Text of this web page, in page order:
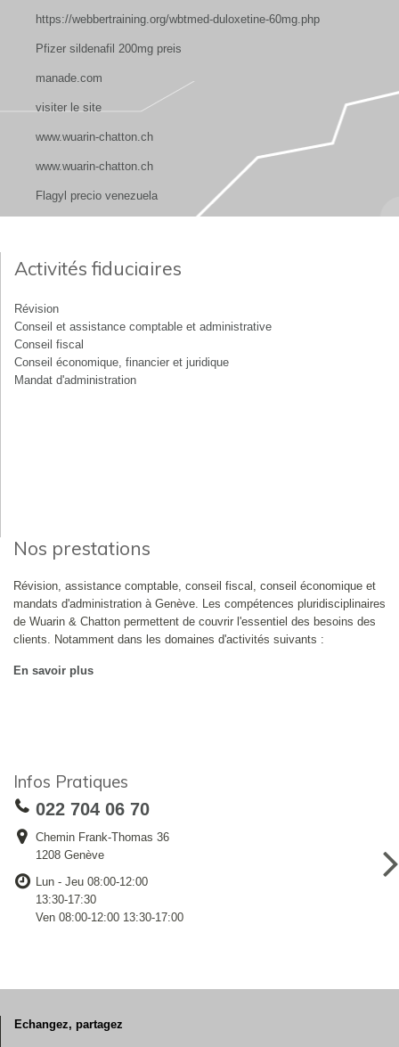
https://webbertraining.org/wbtmed-duloxetine-60mg.php
Pfizer sildenafil 200mg preis
manade.com
visiter le site
www.wuarin-chatton.ch
www.wuarin-chatton.ch
Flagyl precio venezuela
Activités fiduciaires
Révision
Conseil et assistance comptable et administrative
Conseil fiscal
Conseil économique, financier et juridique
Mandat d'administration
Nos prestations
Révision, assistance comptable, conseil fiscal, conseil économique et
mandats d'administration à Genève. Les compétences pluridisciplinaires
de Wuarin & Chatton permettent de couvrir l'essentiel des besoins des
clients. Notamment dans les domaines d'activités suivants :
En savoir plus
Infos Pratiques
022 704 06 70
Chemin Frank-Thomas 36
1208 Genève
Lun - Jeu 08:00-12:00
13:30-17:30
Ven 08:00-12:00 13:30-17:00
Echangez, partagez